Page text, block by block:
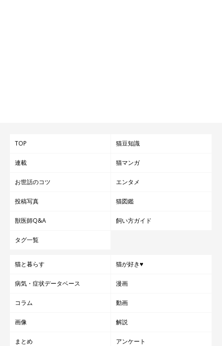
TOP 猫豆知識
連載 猫マンガ
お世話のコツ エンタメ
投稿写真 猫図鑑
獣医師Q&A 飼い方ガイド
タグ一覧
猫と暮らす 猫が好き♥
病気・症状データベース 漫画
コラム 動画
画像 解説
まとめ アンケート